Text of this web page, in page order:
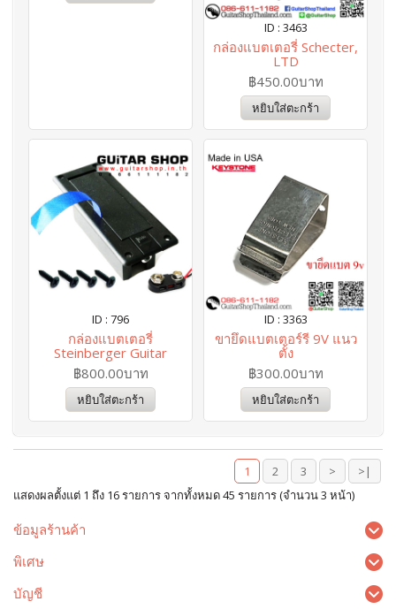
ID : 3463
กล่องแบตเตอรี่ Schecter,
LTD
฿450.00บาท
หยิบใส่ตะกร้า
ID : 796
กล่องแบตเตอรี่
Steinberger Guitar
฿800.00บาท
หยิบใส่ตะกร้า
ID : 3363
ขายึดแบตเตอร์รี 9V แนว
ตั้ง
฿300.00บาท
หยิบใส่ตะกร้า
1 2 3 >
>|
แสดงผลตั้งแต่ 1 ถึง 16 รายการ จากทั้งหมด 45 รายการ (จำนวน 3 หน้า)
ข้อมูลร้านค้า
พิเศษ
บัญชี